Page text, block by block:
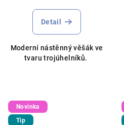
Detail
Moderní nástěnný věšák ve
tvaru trojúhelníků.
Novinka
Tip